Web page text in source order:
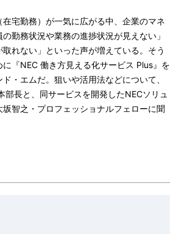
宅勤務）が一気に広がる中、企業のマネ
勤務状況や業務の進捗状況が見えない」
取れない」といった声が増えている。そう
に『NEC 働き方見える化サービス Plus』を
・エムだ。狙いや活用法などについて、
部長と、同サービスを開発したNECソリュ
智之・プロフェッショナルフェローに聞